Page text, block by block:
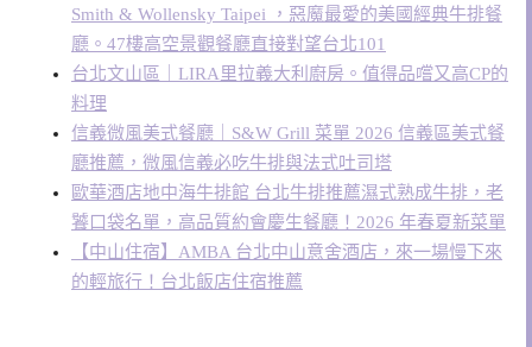
Smith & Wollensky Taipei ，惡魔最愛的美國經典牛排餐
廳。47樓高空景觀餐廳直接對望台北101
台北文山區｜LIRA里拉義大利廚房。值得品嚐又高CP的
料理
信義微風美式餐廳｜S&W Grill 菜單 2026 信義區美式餐
廳推薦，微風信義必吃牛排與法式吐司塔
歐華酒店地中海牛排館 台北牛排推薦濕式熟成牛排，老
饕口袋名單，高品質約會慶生餐廳！2026 年春夏新菜單
【中山住宿】AMBA 台北中山意舍酒店，來一場慢下來
的輕旅行！台北飯店住宿推薦